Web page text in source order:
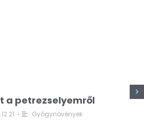
a petrezselyemről
• Gyógynövények